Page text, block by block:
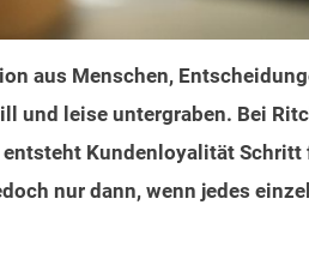
aus Menschen,
und leise untergraben. Bei
Kundenloyalität Schritt
nur dann, wenn jedes